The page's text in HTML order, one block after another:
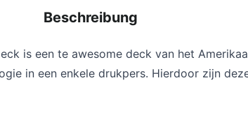
Beschreibung
is een te awesome deck van het
in een enkele drukpers. Hierdoor zijn